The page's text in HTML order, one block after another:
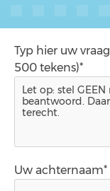
Typ hier uw
500 tekens)*
Uw achternaam*